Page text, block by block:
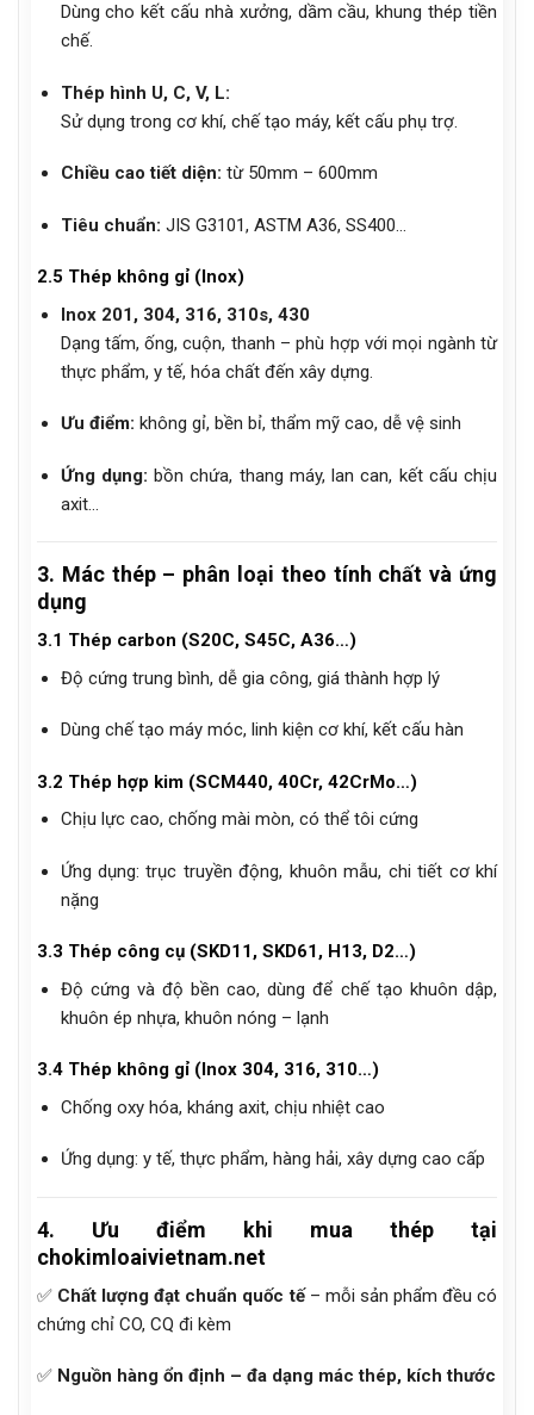
Dùng cho kết cấu nhà xưởng, dầm cầu, khung thép tiền
chế.
Thép hình U, C, V, L:
Sử dụng trong cơ khí, chế tạo máy, kết cấu phụ trợ.
Chiều cao tiết diện: từ 50mm – 600mm
Tiêu chuẩn: JIS G3101, ASTM A36, SS400…
2.5 Thép không gỉ (Inox)
Inox 201, 304, 316, 310s, 430
Dạng tấm, ống, cuộn, thanh – phù hợp với mọi ngành từ
thực phẩm, y tế, hóa chất đến xây dựng.
Ưu điểm: không gỉ, bền bỉ, thẩm mỹ cao, dễ vệ sinh
Ứng dụng: bồn chứa, thang máy, lan can, kết cấu chịu
axit…
3. Mác thép – phân loại theo tính chất và ứng
dụng
3.1 Thép carbon (S20C, S45C, A36…)
Độ cứng trung bình, dễ gia công, giá thành hợp lý
Dùng chế tạo máy móc, linh kiện cơ khí, kết cấu hàn
3.2 Thép hợp kim (SCM440, 40Cr, 42CrMo…)
Chịu lực cao, chống mài mòn, có thể tôi cứng
Ứng dụng: trục truyền động, khuôn mẫu, chi tiết cơ khí
nặng
3.3 Thép công cụ (SKD11, SKD61, H13, D2…)
Độ cứng và độ bền cao, dùng để chế tạo khuôn dập,
khuôn ép nhựa, khuôn nóng – lạnh
3.4 Thép không gỉ (Inox 304, 316, 310…)
Chống oxy hóa, kháng axit, chịu nhiệt cao
Ứng dụng: y tế, thực phẩm, hàng hải, xây dựng cao cấp
4. Ưu điểm khi mua thép tại
chokimloaivietnam.net
✅ Chất lượng đạt chuẩn quốc tế– mỗi sản phẩm đều có
chứng chỉ CO, CQ đi kèm
✅ Nguồn hàng ổn định – đa dạng mác thép, kích thước